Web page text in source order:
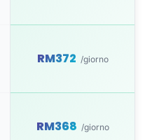
RM372 /giorno
RM368 /giorno